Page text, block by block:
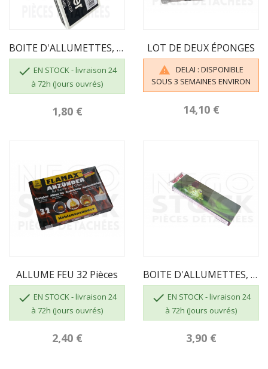
BOITE D'ALLUMETTES, 55 Pcs, Longueur 100 Mm
 EN STOCK - livraison 24
à 72h (Jours ouvrés)
1,80 €
LOT DE DEUX ÉPONGES

DELAI : DISPONIBLE
SOUS 3 SEMAINES ENVIRON
14,10 €
ALLUME FEU 32 Pièces
 EN STOCK - livraison 24
à 72h (Jours ouvrés)
2,40 €
BOITE D'ALLUMETTES, 55 Pcs, Longueur 195mm
 EN STOCK - livraison 24
à 72h (Jours ouvrés)
3,90 €